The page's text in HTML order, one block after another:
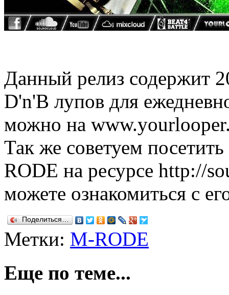
Данный релиз содержит
D'n'B лупов для
можно на
Так же советуем
RODE на ресурсе http://
можете ознакомиться с
Поделиться…
Метки: M-RODE
Еще по теме...